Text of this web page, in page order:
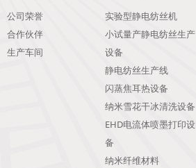
公司荣誉
合作伙伴
生产车间
实验型静电纺丝机
小试量产静电纺丝生产
设备
静电纺丝生产线
闪蒸焦耳热设备
纳米雪花干冰清洗设备
EHD电流体喷墨打印设
备
纳米纤维材料